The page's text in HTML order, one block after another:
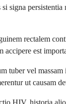
signa
rectalem
accipere est
tuber vel
ut causam